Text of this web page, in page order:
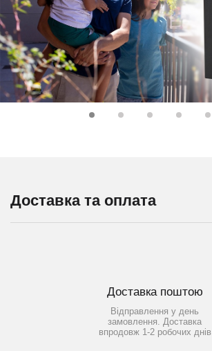
Доставка та оплата
Доставка поштою
Відправлення у день
замовлення. Доставка
впродовж 1-2 робочих днів